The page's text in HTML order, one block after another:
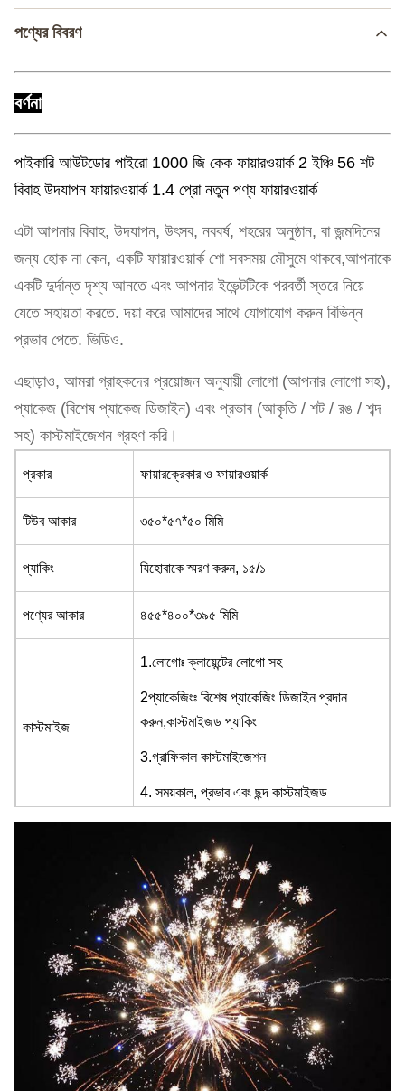
পণ্যের বিবরণ
বর্ণনা
পাইকারি আউটডোর পাইরো 1000 জি কেক ফায়ারওয়ার্ক 2 ইঞ্চি 56 শট
বিবাহ উদযাপন ফায়ারওয়ার্ক 1.4 প্রো নতুন পণ্য ফায়ারওয়ার্ক
এটা আপনার বিবাহ, উদযাপন, উৎসব, নববর্ষ, শহরের অনুষ্ঠান, বা জন্মদিনের
জন্য হোক না কেন, একটি ফায়ারওয়ার্ক শো সবসময় মৌসুমে থাকবে,আপনাকে
একটি দুর্দান্ত দৃশ্য আনতে এবং আপনার ইভেন্টটিকে পরবর্তী স্তরে নিয়ে
যেতে সহায়তা করতে. দয়া করে আমাদের সাথে যোগাযোগ করুন বিভিন্ন
প্রভাব পেতে. ভিডিও.
এছাড়াও, আমরা গ্রাহকদের প্রয়োজন অনুযায়ী লোগো (আপনার লোগো সহ),
প্যাকেজ (বিশেষ প্যাকেজ ডিজাইন) এবং প্রভাব (আকৃতি / শট / রঙ / শব্দ
সহ) কাস্টমাইজেশন গ্রহণ করি।
প্রকার ফায়ারক্রেকার ও ফায়ারওয়ার্ক
টিউব আকার ৩৫০*৫৭*৫০ মিমি
প্যাকিং যিহোবাকে স্মরণ করুন, ১৫/১
পণ্যের আকার ৪৫৫*৪০০*৩৯৫ মিমি
কাস্টমাইজ
1.লোগোঃ ক্লায়েন্টের লোগো সহ
2প্যাকেজিংঃ বিশেষ প্যাকেজিং ডিজাইন প্রদান
করুন,কাস্টমাইজড প্যাকিং
3.গ্রাফিকাল কাস্টমাইজেশন
4. সময়কাল, প্রভাব এবং ছন্দ কাস্টমাইজড
আপনার প্রয়োজন এবং QTY উপর নির্ভর করে
উদযাপন, উৎসব, বিবাহ, জন্মদিন
বড় প্রভাব
২ ইঞ্চি ৫৬ শট